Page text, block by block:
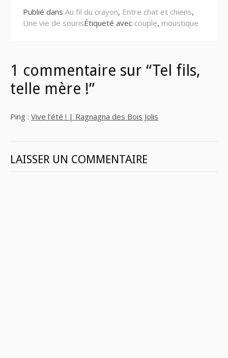
Publié dans Au fil du crayon, Entre chat et chiens,
Une vie de sourisÉtiqueté avec couple, moustique
1 commentaire sur “Tel fils,
telle mère !”
Ping : Vive l’été ! | Ragnagna des Bois Jolis
LAISSER UN COMMENTAIRE